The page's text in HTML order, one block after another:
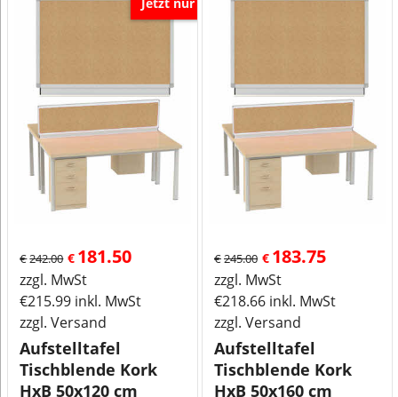
€242.00 € 181.50
zzgl. MwSt
€215.99 inkl. MwSt
zzgl. Versand
Aufstelltafel
Tischblende Kork
HxB 50x120 cm
€245.00 € 183.75
zzgl. MwSt
€218.66 inkl. MwSt
zzgl. Versand
Aufstelltafel
Tischblende Kork
HxB 50x160 cm